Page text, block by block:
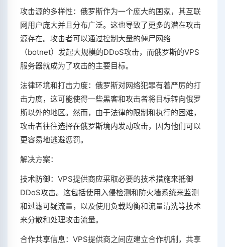
攻击源的多样性：俄罗斯作为一个庞大的国家，其互联
网用户庞大并且分布广泛。这也导致了更多的潜在攻击
源存在。攻击者可以通过控制大量的僵尸网络
（botnet）发起大规模的DDoS攻击，而俄罗斯的VPS
服务器就成为了攻击的主要目标。
法律环境和打击力度：俄罗斯对网络犯罪有着严厉的打
击力度，这可能使得一些黑客和攻击者将目标转向俄罗
斯以外的地区。然而，由于法律的限制和执行的困难，
攻击者往往选择在俄罗斯境内发动攻击，因为他们可以
更容易地逃避惩罚。
解决方案：
技术防御：VPS提供商应采取必要的技术措施来抵御
DDoS攻击。这包括使用入侵检测和防火墙系统来监测
和过滤可疑流量，以及使用负载均衡和流量清洗等技术
来分散和处理攻击流量。
合作共享信息：VPS提供商之间应建立合作机制，共享